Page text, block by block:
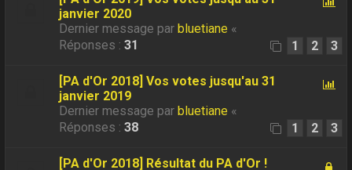
janvier 2020
Dernier message par bluetiane «
Réponses :31 1 2 3
[PA d'Or 2018] Vos votes jusqu'au 31
janvier 2019
Dernier message par bluetiane «
Réponses :38 1 2 3
[PA d'Or 2018] Résultat du PA d'Or !